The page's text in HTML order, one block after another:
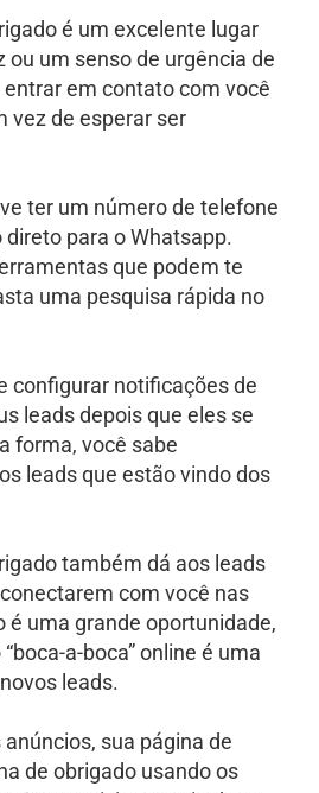
é um excelente lugar
ou um senso de urgência de
em contato com você
vez de esperar ser
ter um número de telefone
para o Whatsapp.
que podem te
uma pesquisa rápida no
configurar notificações de
leads depois que eles se
forma, você sabe
leads que estão vindo dos
também dá aos leads
com você nas
é uma grande oportunidade,
a-boca” online é uma
leads.
sua página de
de obrigado usando os